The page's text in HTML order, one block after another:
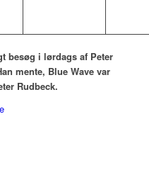
besøg i lørdags af Peter
mente, Blue Wave var
Rudbeck.